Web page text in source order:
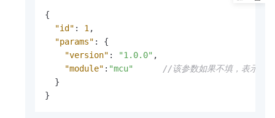
{
"id" : 1,
"params" :
{
"version" : "1.0.0" ,
"module" : "mcu"
//该参数如果不填，表示默
}
}